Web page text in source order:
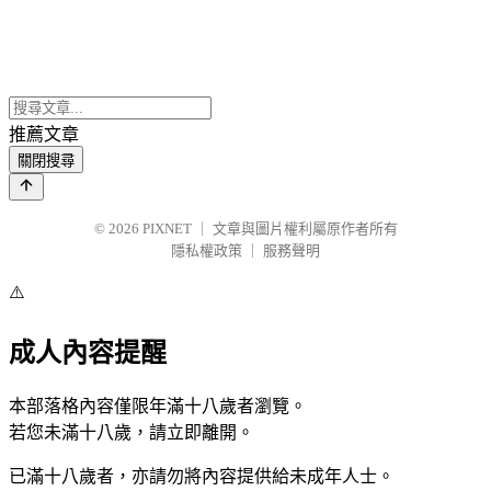
推薦文章
關閉搜尋
© 2026 PIXNET
文章與圖片權利屬原作者所有
隱私權政策
服務聲明
⚠️
成人內容提醒
本部落格內容僅限年滿十八歲者瀏覽。
若您未滿十八歲，請立即離開。
已滿十八歲者，亦請勿將內容提供給未成年人士。